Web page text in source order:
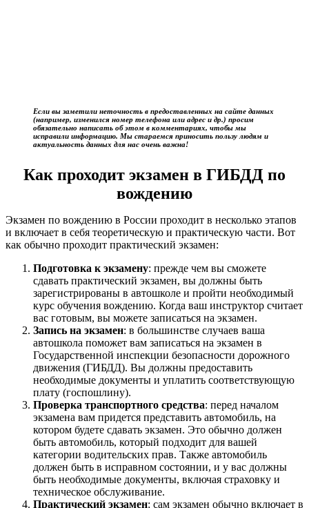
Если вы заметили неточность в предоставленных на сайте данных
(например, изменился номер телефона или адрес и др.) просим
обязательно написать об этом в комментариях, чтобы мы
исправили информацию. Мы стараемся приносить пользу людям и
актуальность данных для нас очень важна!
Как проходит экзамен в ГИБДД по
вождению
Экзамен по вождению в России проходит в несколько этапов
и включает в себя теоретическую и практическую части. Вот
как обычно проходит практический экзамен:
Подготовка к экзамену: прежде чем вы сможете
сдавать практический экзамен, вы должны быть
зарегистрированы в автошколе и пройти необходимый
курс обучения вождению. Когда ваш инструктор считает
вас готовым, вы можете записаться на экзамен.
Запись на экзамен: в большинстве случаев ваша
автошкола поможет вам записаться на экзамен в
Государственной инспекции безопасности дорожного
движения (ГИБДД). Вы должны предоставить
необходимые документы и уплатить соответствующую
плату (госпошлину).
Проверка транспортного средства: перед началом
экзамена вам придется представить автомобиль, на
котором будете сдавать экзамен. Это обычно должен
быть автомобиль, который подходит для вашей
категории водительских прав. Также автомобиль
должен быть в исправном состоянии, и у вас должны
быть необходимые документы, включая страховку и
техническое обслуживание.
Практический экзамен: сам экзамен обычно включает в